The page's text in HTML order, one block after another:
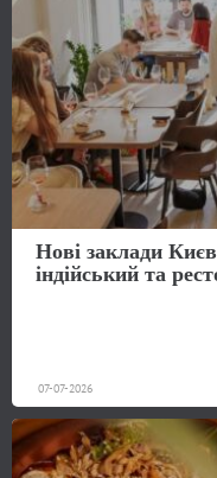
Нові заклади
індійський та
07-07-2026